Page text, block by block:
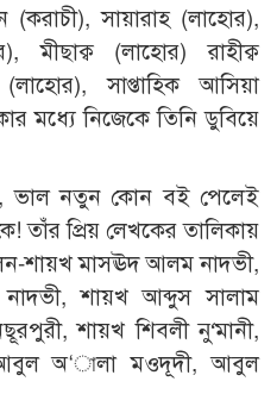
(করাচী), সায়ারাহ (লাহোর),
মীছাক্ব (লাহোর) রাহীক্ব
সাপ্তাহিক আসিয়া
মধ্যে নিজেকে তিনি ডুবিয়ে
ভাল নতুন কোন বই পেলেই
তাঁর প্রিয় লেখকের তালিকায়
শায়খ মাসঊদ আলম নাদভী,
শায়খ আব্দুস সালাম
শায়খ শিবলী নু‘মানী,
আবুল অ‘ালা মওদূদী, আবুল